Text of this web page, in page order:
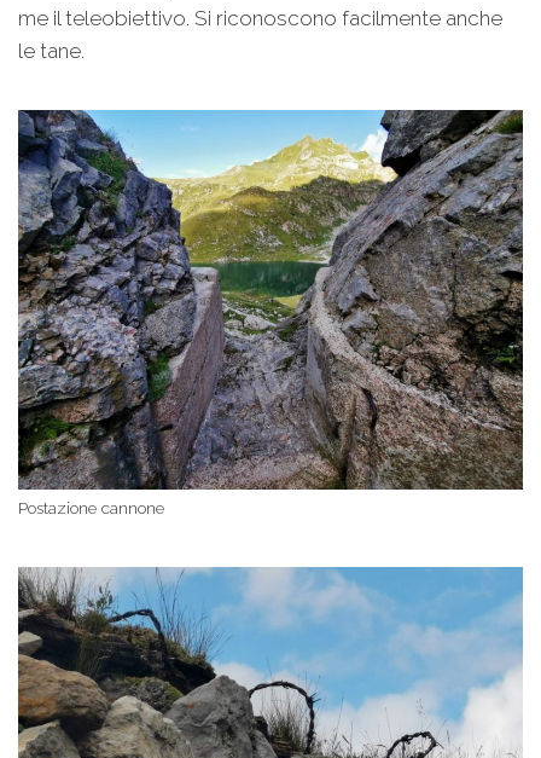
me il teleobiettivo. Si riconoscono facilmente anche
le tane.
Postazione cannone